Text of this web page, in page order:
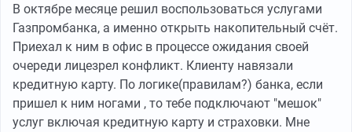
В октябре месяце решил воспользоваться услугами
Газпромбанка, а именно открыть накопительный счёт.
Приехал к ним в офис в процессе ожидания своей
очереди лицезрел конфликт. Клиенту навязали
кредитную карту. По логике(правилам?) банка, если
пришел к ним ногами , то тебе подключают "мешок"
услуг включая кредитную карту и страховки. Мне